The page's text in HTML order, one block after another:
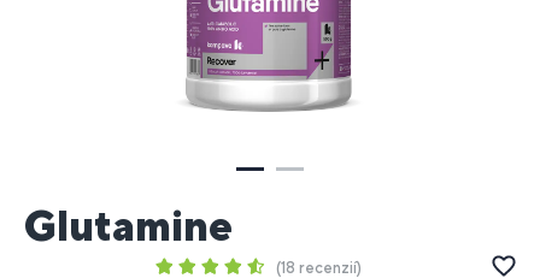
Glutamine
18 recenzií